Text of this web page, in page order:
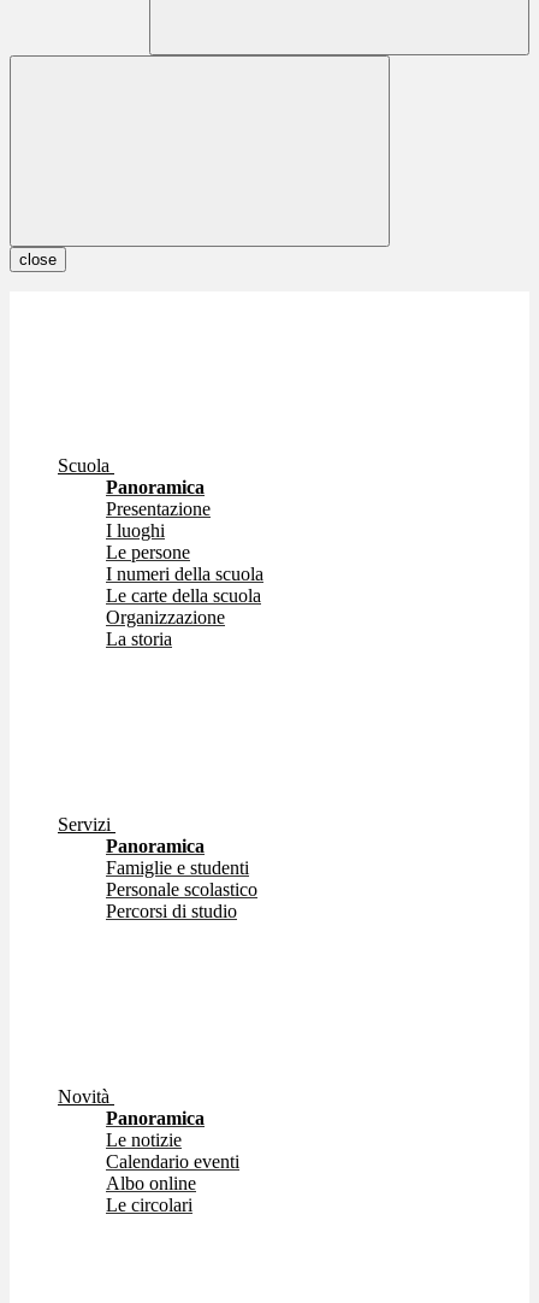
close
Scuola
Panoramica
Presentazione
I luoghi
Le persone
I numeri della scuola
Le carte della scuola
Organizzazione
La storia
Servizi
Panoramica
Famiglie e studenti
Personale scolastico
Percorsi di studio
Novità
Panoramica
Le notizie
Calendario eventi
Albo online
Le circolari